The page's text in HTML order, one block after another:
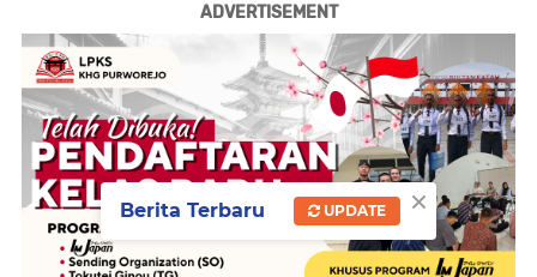
ADVERTISEMENT
×
Berita Terbaru UPDATE